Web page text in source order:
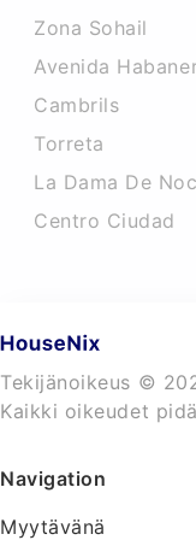
Zona Sohail
Avenida
Cambrils
Torreta
La Dama De
Centro Ciudad
Tekijänoikeus ©
Kaikki oikeudet
Navigation
Myytävänä